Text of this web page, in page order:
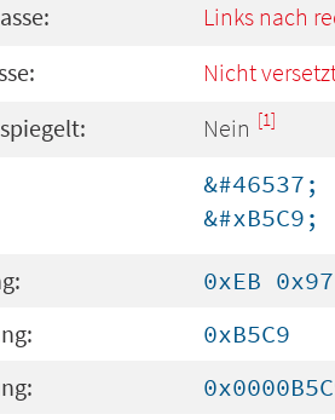
Links nach
Nicht
Nein [1]
&#46537;
&#xB5C9;
0xEB
0xB5C9